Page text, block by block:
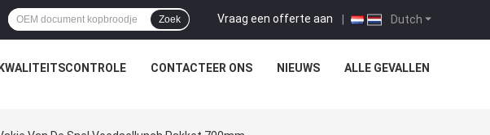
Dutch
Vraag een offerte aan |
Zoek
KWALITEITSCONTROLE CONTACTEER ONS NIEUWS ALLE GEVALLEN